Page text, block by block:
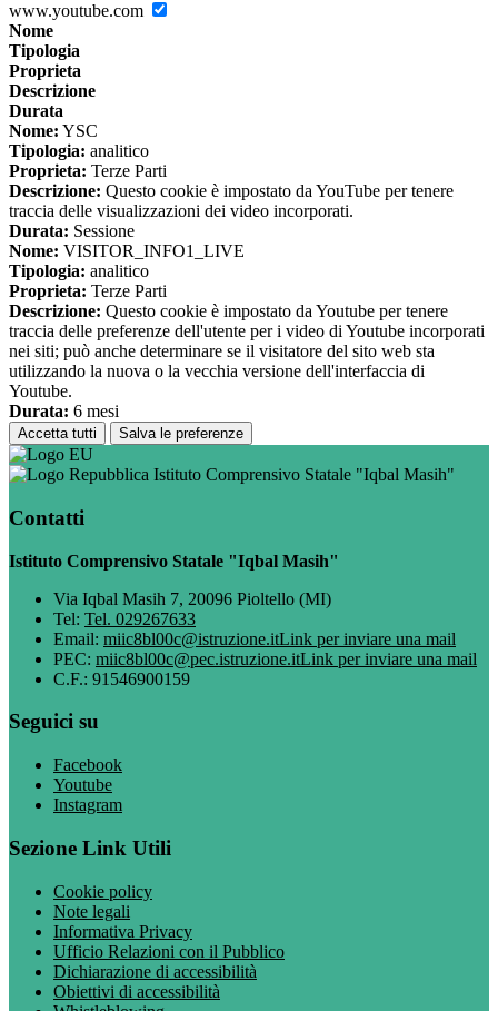
www.youtube.com
Nome
Tipologia
Proprieta
Descrizione
Durata
Nome: YSC
Tipologia: analitico
Proprieta: Terze Parti
Descrizione: Questo cookie è impostato da YouTube per tenere
traccia delle visualizzazioni dei video incorporati.
Durata: Sessione
Nome: VISITOR_INFO1_LIVE
Tipologia: analitico
Proprieta: Terze Parti
Descrizione: Questo cookie è impostato da Youtube per tenere
traccia delle preferenze dell'utente per i video di Youtube incorporati
nei siti; può anche determinare se il visitatore del sito web sta
utilizzando la nuova o la vecchia versione dell'interfaccia di
Youtube.
Durata: 6 mesi
Accetta tutti Salva le preferenze
Istituto Comprensivo Statale "Iqbal Masih"
Contatti
Istituto Comprensivo Statale "Iqbal Masih"
Via Iqbal Masih 7, 20096 Pioltello (MI)
Tel: Tel. 029267633
Email: miic8bl00c@istruzione.itLink per inviare una mail
PEC: miic8bl00c@pec.istruzione.itLink per inviare una mail
C.F.: 91546900159
Seguici su
Facebook
Youtube
Instagram
Sezione Link Utili
Cookie policy
Note legali
Informativa Privacy
Ufficio Relazioni con il Pubblico
Dichiarazione di accessibilità
Obiettivi di accessibilità